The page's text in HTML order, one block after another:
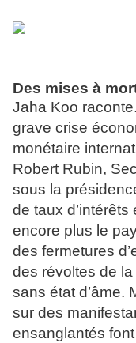
Des mises à
Jaha Koo
grave crise
monétaire
Robert Rubin,
sous la
de taux
encore plus le
des fermetures
des révoltes de
sans état d’âme.
sur des
ensanglantés